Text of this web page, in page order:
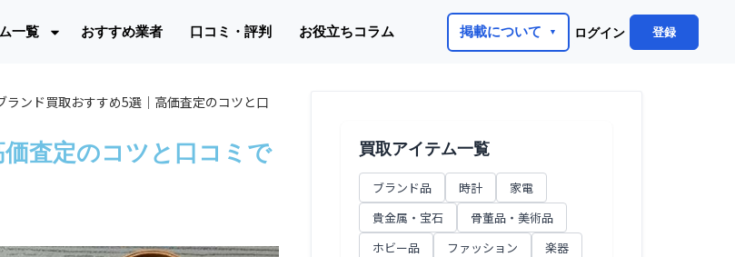
一覧 おすすめ業者 口コミ・評判 お役立ちコラム 掲載について ログイン 登録
ランド買取おすすめ5選｜高価査定のコツと口
査定のコツと口コミで
買取アイテム一覧
ブランド品 時計
家電
貴金属・宝石
骨董品・美術品
ホビー品
ファッション
楽器